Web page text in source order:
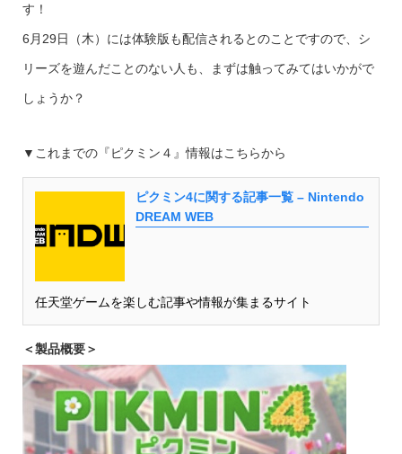
す！
6月29日（木）には体験版も配信されるとのことですので、シ
リーズを遊んだことのない人も、まずは触ってみてはいかがで
しょうか？
▼これまでの『ピクミン４』情報はこちらから
ピクミン4に関する記事一覧 – Nintendo
DREAM WEB
任天堂ゲームを楽しむ記事や情報が集まるサイト
＜製品概要＞